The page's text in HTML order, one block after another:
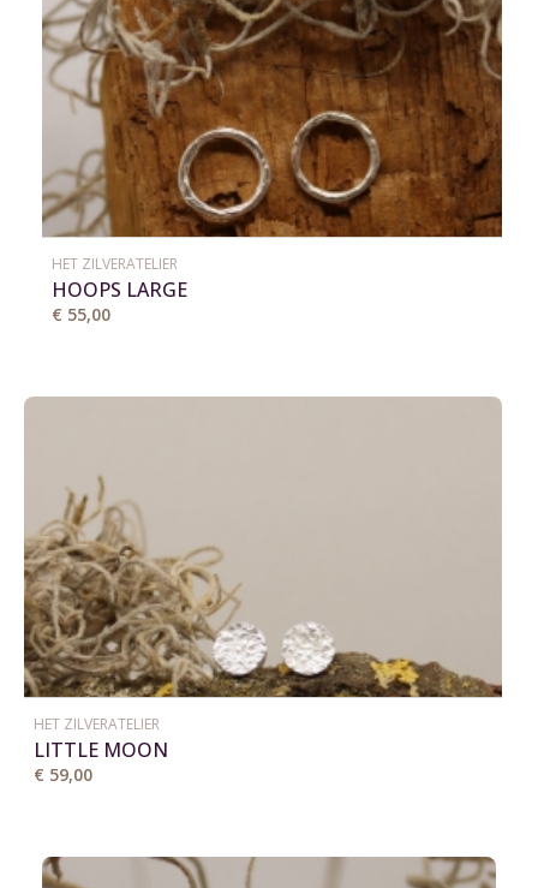
HET ZILVERATELIER
HOOPS LARGE
€ 55,00
HET ZILVERATELIER
LITTLE MOON
€ 59,00